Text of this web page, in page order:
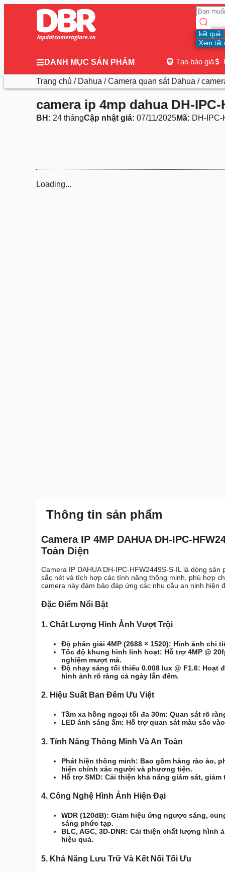
kết quả
Xem tất
DANH MỤC SẢN PHẨM Tạo báo giá
Trang chủ / Dahua /Camera quan sát Dahua /
camera ip 4mp dahua DH-IPC-
BH: 24 thángCập nhật giá: 07/11/2025Mã: DH-
Loading...
Thông tin sản phẩm
Camera IP 4MP DAHUA DH-IPC-
Toàn Diện
Camera IP DAHUA DH-IPC-HFW2449S-S-IL là dòng
sắc nét và tích hợp các tính năng thông minh, phù hợp
camera này đảm bảo đáp ứng các nhu cầu an ninh hiện
Đặc Điểm Nổi Bật
1. Chất Lượng Hình Ảnh Vượt Trội
Độ phân giải 4MP (2688 × 1520): Hình ảnh chi
Tốc độ khung hình linh hoạt: Hỗ trợ 4MP @
nghiệm mượt mà.
Độ nhạy sáng tối thiểu 0.008 lux @ F1.6: Hoạt
hình ảnh rõ ràng cả ngày lẫn đêm.
2. Hiệu Suất Ban Đêm Ưu Việt
Tầm xa hồng ngoại tối đa 30m: Quan sát rõ
LED ánh sáng ấm: Hỗ trợ quan sát màu sắc
3. Tính Năng Thông Minh Và An Toàn
Phát hiện thông minh: Bao gồm hàng rào ảo,
hiện chính xác người và phương tiện.
Hỗ trợ SMD: Cải thiện khả năng giám sát,
4. Công Nghệ Hình Ảnh Hiện Đại
WDR (120dB): Giảm hiệu ứng ngược sáng,
sáng phức tạp.
BLC, AGC, 3D-DNR: Cải thiện chất lượng hình
hiệu quả.
5. Khả Năng Lưu Trữ Và Kết Nối Tối Ưu